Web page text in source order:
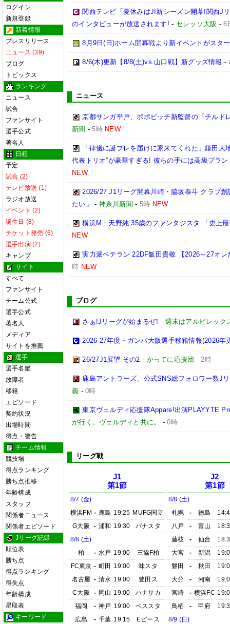
ログイン
新規登録
新着情報
プレスリリース
ニュース (39)
ブログ
トピックス
ランキング
ニュース
試合
ファンサイト
選手公式
著名人
日程
予定
試合 (2)
テレビ放送 (1)
ラジオ放送
イベント (2)
誕生日 (8)
チケット発売 (6)
選手出演 (2)
キャンプ
サイト
すべて
ファンサイト
チーム公式
選手公式
著名人
メディア
サイトを推薦
選手
選手名鑑
故障者
移籍
エピソード
契約状況
出場時間
得点・警告
チーム情報
競技場
得点ランキング
勝ち点推移
年齢構成
スタッフ
関係者ニュース
関係者エピソード
Jリーグ記録
順位表
勝ち点
得点ランキング
得失点
年齢構成
星取表
キーワード
関西テレビ「夏休みはJ!新シーズン開幕!関西J
のインタビューが放送されます! - セレッソ大阪 -6
8月9日(日)ホーム開幕戦より新イベントがスタ
8/6(木)更新【8/8(土)vs.山口戦】新グッズ情報 -
ニュース
京都サンガ平戸、ポポビッチ新監督の「チル
新聞 -5時 NEW
「律儀に誕プレを届けに家来てくれた」鎌田
代表トリオ”が豪華すぎる! 彼らの手には高級ブラ
NEW
2026/27 J1リーグ開幕川崎・脇坂泰斗 クラブ
たい」
- 神奈川新聞 - 5時 NEW
横浜M・天野純 35歳のファンタジスタ 「史上
NEW
実力派ベテラン 22DF飯田貴敬 【2026～27オ
時 NEW
ブログ
さぁ!Jリーグが始まるぜ! - 週末はアルビレック
2026-27年度・ガンバ大阪選手移籍情報(2026年
26/27J1展望 その2 - かってに応援団 -2時
鹿島アントラーズ、公式SNS総フォロワー数J
義 -0時
東京ヴェルディ応援隊Appare!出演PLAYYTE
が行く。ヴェルディと共に。
-0時
リーグ戦
J1
第1節
8/7 (金)
横浜FM - 鹿島 19:25 MUFG国立
G大阪
- 浦和 19:30
パナスタ
8/8 (土)
柏
- 水戸 19:00
三協F柏
FC東京 - 町田 19:00
味スタ
名古屋 - 清水 19:00
豊田ス
C大阪
- 岡山 19:00
ハナサカ
福岡
- 神戸 19:00
ベススタ
広島
- 千葉 19:15
Eピース
J2
第1節
8/8 (土)
札幌
- 徳島
八戸
- 富山
藤枝
- 仙台
大宮
- 新潟
磐田
- 秋田
大分
- 湘南
宮崎
- 横浜FC
鳥栖
- 甲府
8/9 (日)